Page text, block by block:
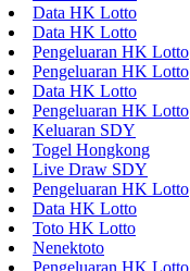
Data HK Lotto
Data HK Lotto
Pengeluaran HK Lotto
Pengeluaran HK Lotto
Data HK Lotto
Pengeluaran HK Lotto
Keluaran SDY
Togel Hongkong
Live Draw SDY
Pengeluaran HK Lotto
Data HK Lotto
Toto HK Lotto
Nenektoto
Pengeluaran HK Lotto